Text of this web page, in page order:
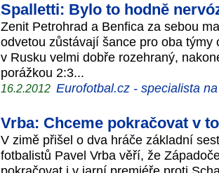
Spalletti: Bylo to hodně
Zenit Petrohrad a Benfica za sebou
odvetou zůstávají šance pro oba
v Rusku velmi dobře rozehraný,
porážkou 2:3...
16.2.2012 Eurofotbal.cz - specialista
Vrba: Chceme pokračovat v
V zimě přišel o dva hráče základní
fotbalistů Pavel Vrba věří, že